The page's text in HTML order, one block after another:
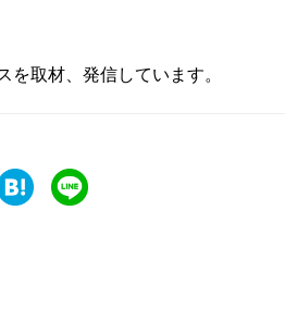
を取材、発信しています。